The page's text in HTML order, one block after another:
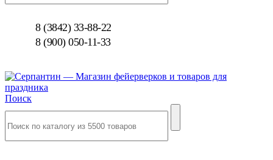
8 (3842) 33-88-22
8 (900) 050-11-33
Поиск